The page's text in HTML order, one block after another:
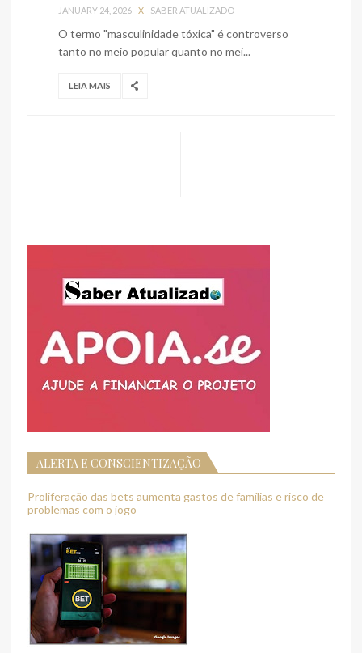
JANUARY 24, 2026 X SABER ATUALIZADO
O termo "masculinidade tóxica" é controverso
tanto no meio popular quanto no mei...
LEIA MAIS
ALERTA E CONSCIENTIZAÇÃO
Proliferação das bets aumenta gastos de famílias e risco de
problemas com o jogo